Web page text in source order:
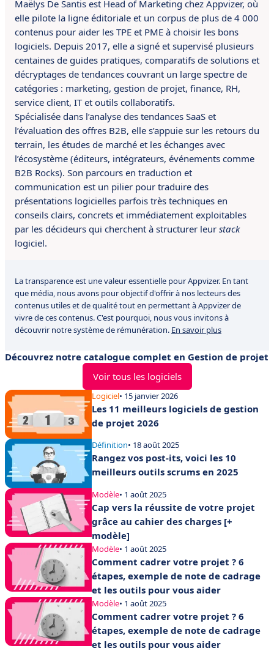
Maëlys De Santis est Head of Marketing chez Appvizer, où
elle pilote la ligne éditoriale et un corpus de plus de 4 000
contenus pour aider les TPE et PME à choisir les bons
logiciels. Depuis 2017, elle a signé et supervisé plusieurs
centaines de guides pratiques, comparatifs de solutions et
décryptages de tendances couvrant un large spectre de
catégories : marketing, gestion de projet, finance, RH,
service client, IT et outils collaboratifs.
Spécialisée dans l’analyse des tendances SaaS et
l’évaluation des offres B2B, elle s’appuie sur les retours du
terrain, les études de marché et les échanges avec
l’écosystème (éditeurs, intégrateurs, événements comme
B2B Rocks). Son parcours en traduction et
communication est un pilier pour traduire des
présentations logicielles parfois très techniques en
conseils clairs, concrets et immédiatement exploitables
par les décideurs qui cherchent à structurer leur stack
logiciel.
La transparence est une valeur essentielle pour Appvizer. En tant
que média, nous avons pour objectif d'offrir à nos lecteurs des
contenus utiles et de qualité tout en permettant à Appvizer de
vivre de ces contenus. C'est pourquoi, nous vous invitons à
découvrir notre système de rémunération. En savoir plus
Découvrez notre catalogue complet en Gestion de projet
Voir tous les logiciels
Logiciel• 15 janvier 2026
Les 11 meilleurs logiciels de gestion
de projet 2026
Définition• 18 août 2025
Rangez vos post-its, voici les 10
meilleurs outils scrums en 2025
Modèle• 1 août 2025
Cap vers la réussite de votre projet
grâce au cahier des charges [+
modèle]
Modèle• 1 août 2025
Comment cadrer votre projet ? 6
étapes, exemple de note de cadrage
et les outils pour vous aider
Modèle• 1 août 2025
Comment cadrer votre projet ? 6
étapes, exemple de note de cadrage
et les outils pour vous aider